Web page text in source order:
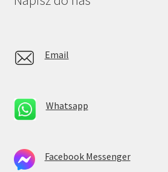
Email
Whatsapp
Facebook Messenger